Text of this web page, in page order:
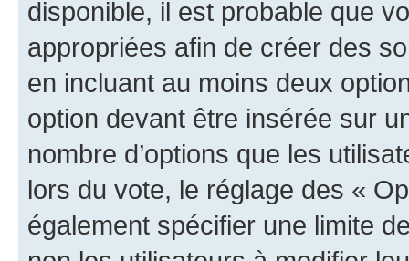
disponible, il est probable que
appropriées afin de créer des
en incluant au moins deux
option devant être insérée sur
nombre d’options que les
lors du vote, le réglage des «
également spécifier une limite